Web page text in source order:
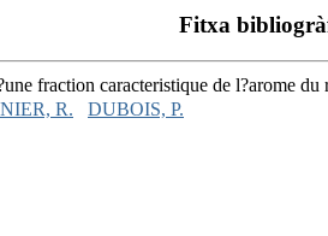
Fitxa
fraction caracteristique de l?arome
R.
DUBOIS, P.